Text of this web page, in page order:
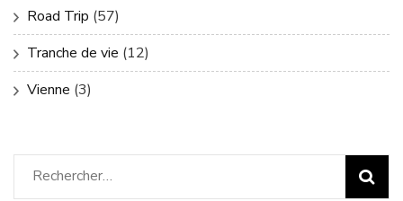
Road Trip (57)
Tranche de vie (12)
Vienne (3)
Rechercher :